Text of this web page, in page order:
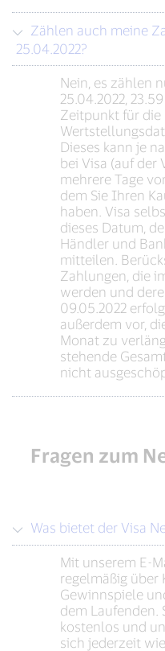
25.04.2022?
Nein, es zählen
25.04.2022,
Zeitpunkt für die
Dieses kann je
bei Visa (auf der
mehrere Tage
dem Sie Ihren
haben. Visa
dieses Datum,
Händler und
mitteilen.
Zahlungen, die
werden und
09.05.2022
außerdem vor,
Monat zu
stehende
nicht
Fragen zum
Was bietet der Visa
Mit unserem E-
regelmäßig über
Gewinnspiele
dem Laufenden.
kostenlos und
sich jederzeit